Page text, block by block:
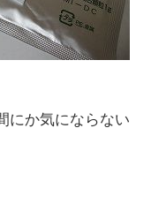
にか気にならない